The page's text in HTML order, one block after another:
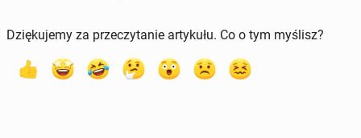
Dziękujemy za przeczytanie artykułu. Co o tym myślisz?